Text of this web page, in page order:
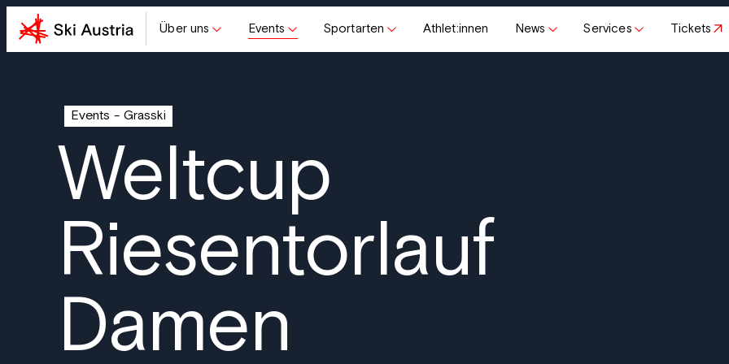
Über uns Events Sportarten Athlet:innen News Services Tickets
Events Grasski
Weltcup
Riesentorlauf
Damen